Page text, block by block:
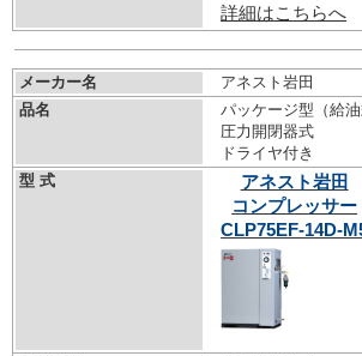
詳細はこちらへ
メーカー名
アネスト岩田
品名
パッケージ型（給
圧力開閉器式
ドライヤ付き
型 式
アネスト岩田
コンプレッサー
CLP75EF-14D-